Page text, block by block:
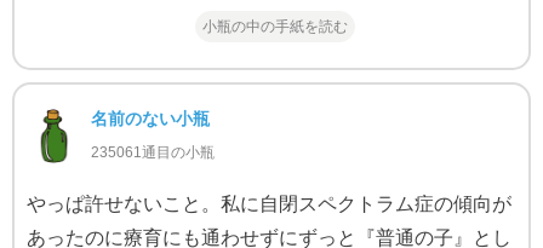
小瓶の中の手紙を読む
名前のない小瓶
235061通目の小瓶
やっぱ許せないこと。私に自閉スペクトラム症の傾向が
あったのに療育にも通わせずにずっと『普通の子』とし